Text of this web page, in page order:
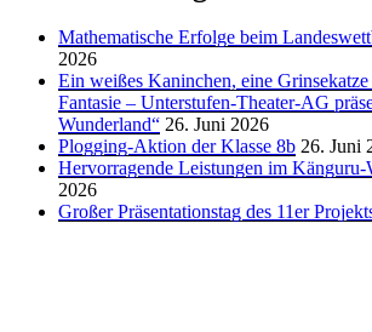
Mathematische Erfolge beim
2026
Ein weißes Kaninchen, eine
Fantasie – Unterstufen-Theater-AG
Wunderland“ 26. Juni 2026
Plogging-Aktion der Klasse 8b 26. Juni
Hervorragende Leistungen im Känguru-
2026
Großer Präsentationstag des 11er